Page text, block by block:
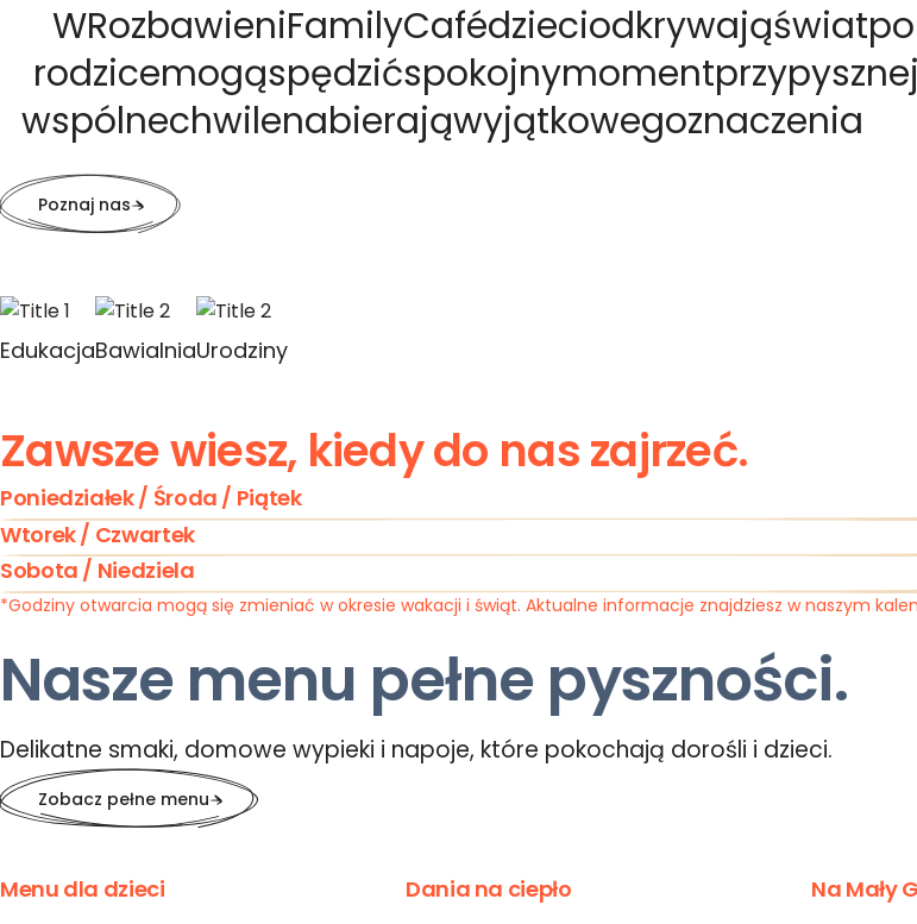
WRozbawieniFamilyCafédzieciodkrywająświat
rodzicemogąspędzićspokojnymomentprzypysznej
wspólnechwilenabierająwyjątkowegoznaczenia
Poznaj nas
EdukacjaBawialniaUrodziny
Zawsze wiesz, kiedy do nas zajrzeć.
Poniedziałek / Środa / Piątek
Wtorek / Czwartek
Sobota / Niedziela
*Godziny otwarcia mogą się zmieniać w okresie wakacji i świąt. Aktualne informacje znajdziesz w naszym
Nasze menu pełne pyszności.
Delikatne smaki, domowe wypieki i napoje, które pokochają dorośli i dzieci.
Zobacz pełne menu
Menu dla dzieci Dania na ciepło Na Mały